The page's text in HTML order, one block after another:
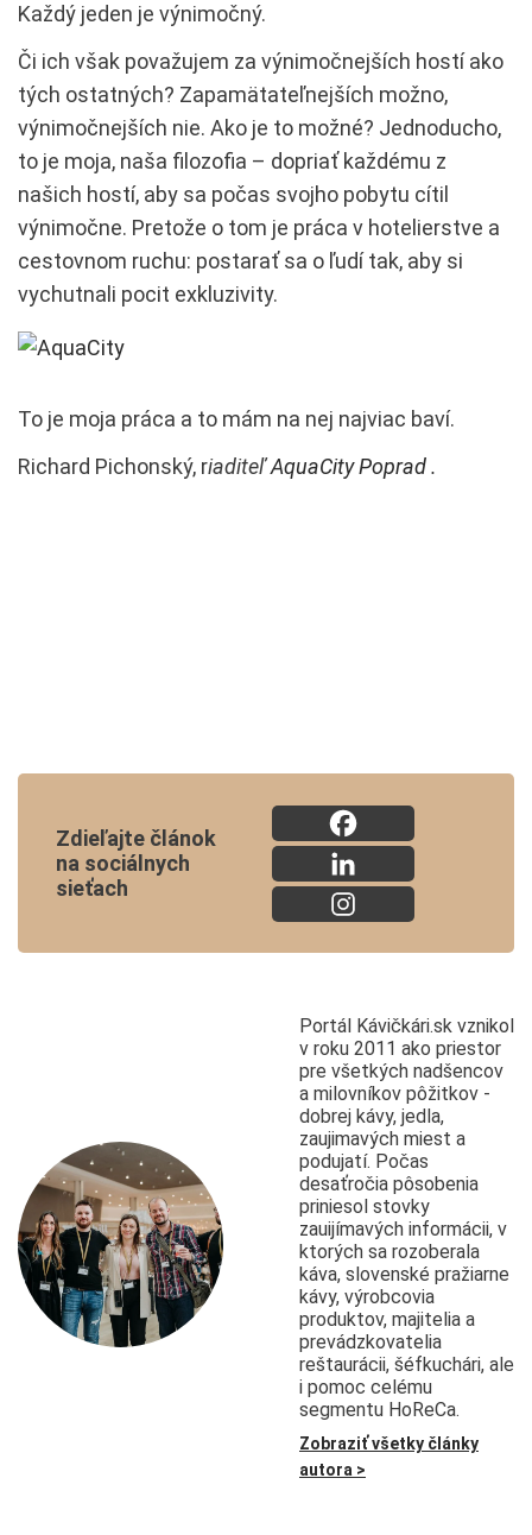
Každý jeden je výnimočný.
Či ich však považujem za výnimočnejších hostí ako
tých ostatných? Zapamätateľnejších možno,
výnimočnejších nie. Ako je to možné? Jednoducho,
to je moja, naša filozofia – dopriať každému z
našich hostí, aby sa počas svojho pobytu cítil
výnimočne. Pretože o tom je práca v hotelierstve a
cestovnom ruchu: postarať sa o ľudí tak, aby si
vychutnali pocit exkluzivity.
To je moja práca a to mám na nej najviac baví.
Richard Pichonský, riaditeľAquaCity Poprad .
Zdieľajte článok
na sociálnych
sieťach
Portál Kávičkári.sk vznikol
v roku 2011 ako priestor
pre všetkých nadšencov
a milovníkov pôžitkov -
dobrej kávy, jedla,
zaujimavých miest a
podujatí. Počas
desaťročia pôsobenia
priniesol stovky
zauijímavých informácii, v
ktorých sa rozoberala
káva, slovenské pražiarne
kávy, výrobcovia
produktov, majitelia a
prevádzkovatelia
reštaurácii, šéfkuchári, ale
i pomoc celému
segmentu HoReCa.
Zobraziť všetky články
autora >